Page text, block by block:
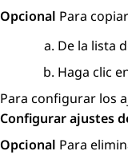
Opcional Para
De la lista
Haga clic
Para configurar los
Configurar ajustes
Opcional Para